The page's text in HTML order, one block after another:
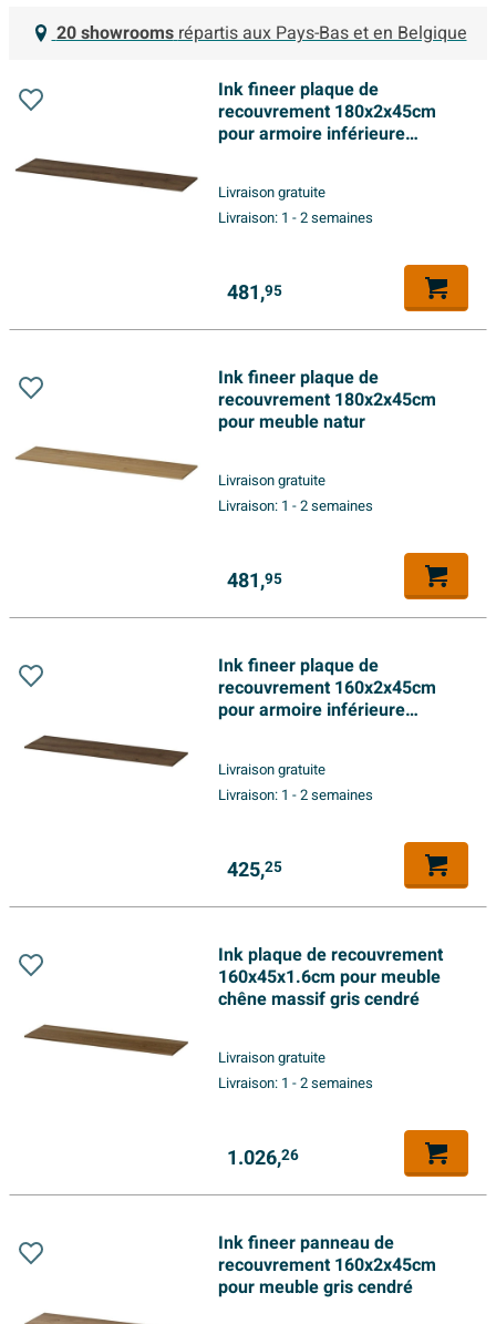
Ink fineer plaque de
recouvrement 180x2x45cm
pour armoire inférieure
Livraison gratuite
Livraison: 1 - 2 semaines
481,95
Ink fineer plaque de
recouvrement 180x2x45cm
pour meuble natur
Livraison gratuite
Livraison: 1 - 2 semaines
481,95
Ink fineer plaque de
recouvrement 160x2x45cm
pour armoire inférieure
Livraison gratuite
Livraison: 1 - 2 semaines
425,25
Ink plaque de recouvrement
160x45x1.6cm pour meuble
chêne massif gris cendré
Livraison gratuite
Livraison: 1 - 2 semaines
1.026,26
Ink fineer panneau de
recouvrement 160x2x45cm
pour meuble gris cendré
20 showroomsrépartis aux Pays-Bas et en Belgique